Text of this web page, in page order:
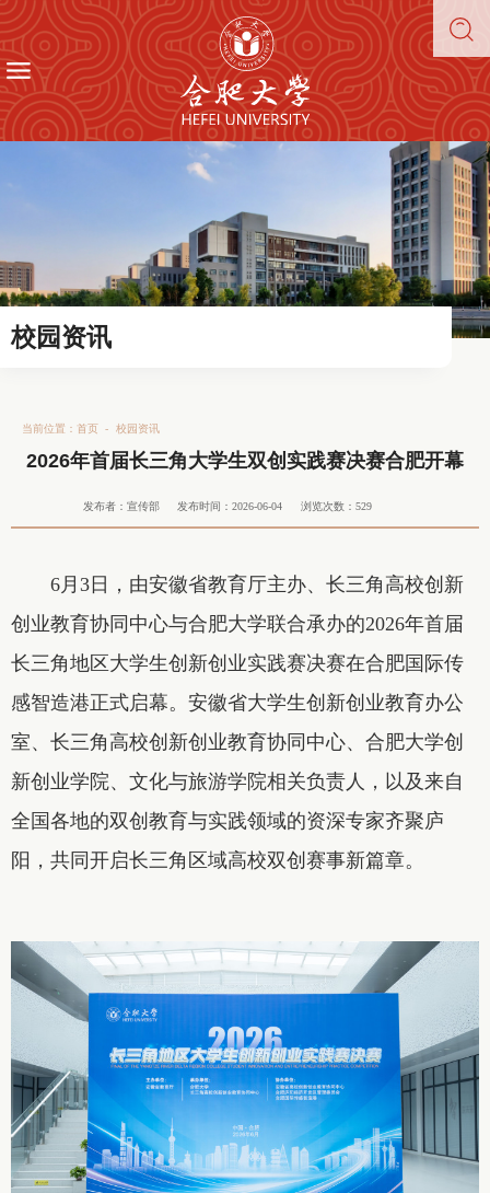
校园资讯
当前位置： 首页 - 校园资讯
2026年首届长三角大学生双创实践赛决赛合肥开幕
发布者：宣传部 发布时间：2026-06-04 浏览次数： 529
6月3日，由安徽省教育厅主办、长三角高校创新
创业教育协同中心与合肥大学联合承办的2026年首届
长三角地区大学生创新创业实践赛决赛在合肥国际传
感智造港正式启幕。安徽省大学生创新创业教育办公
室、长三角高校创新创业教育协同中心、合肥大学创
新创业学院、文化与旅游学院相关负责人，以及来自
全国各地的双创教育与实践领域的资深专家齐聚庐
阳，共同开启长三角区域高校双创赛事新篇章。